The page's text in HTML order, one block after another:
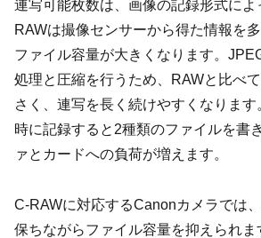
連写可能枚数は、画像の記録形式によ
RAWは撮像センサーから得た情報を
ファイル容量が大きくなります。
処理と圧縮を行うため、RAWと比べ
さく、連写を長く続けやすくなります
時に記録すると2種類のファイルを書
ァとカードへの負荷が増えます。
C-RAWに対応するCanonカメラでは
保ちながらファイル容量を抑えられま